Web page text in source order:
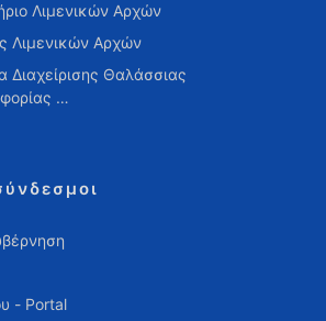
Λιμενικών Αρχών
Λιμενικών Αρχών
Διαχείρισης Θαλάσσιας
…
- Portal